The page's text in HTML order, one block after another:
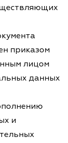
приказом
лицом
данных
и